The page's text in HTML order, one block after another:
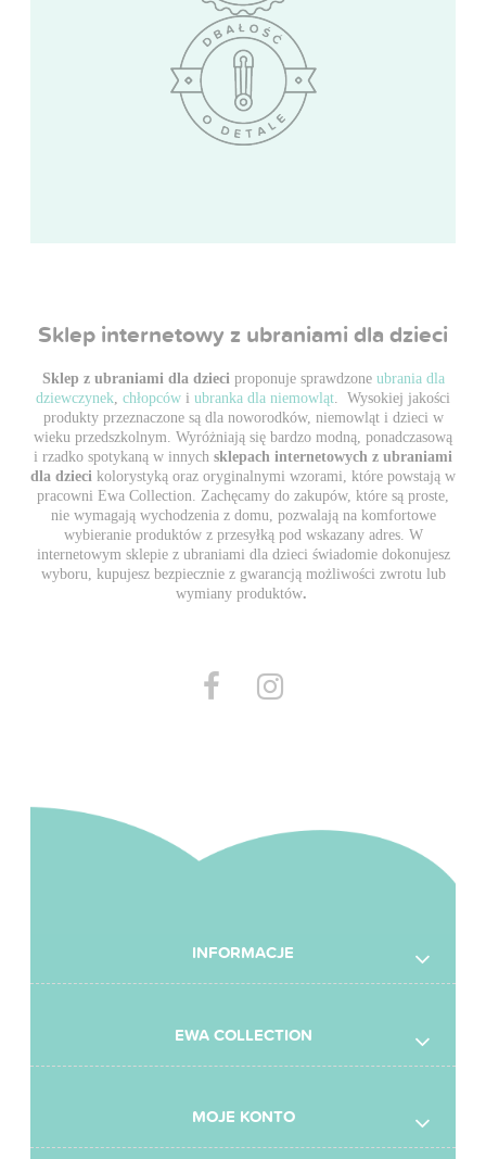
Sklep internetowy z ubraniami dla dzieci
Sklep z ubraniami dla dzieciproponuje sprawdzone ubrania dla
dziewczynek, chłopców i ubranka dla niemowląt. Wysokiej jakości
produkty przeznaczone są dla noworodków, niemowląt i dzieci w
wieku przedszkolnym. Wyróżniają się bardzo modną, ponadczasową
i rzadko spotykaną w innych sklepach internetowych z ubraniami
dla dzieci kolorystyką oraz oryginalnymi wzorami, które powstają w
pracowni Ewa Collection. Zachęcamy do zakupów, które są proste,
nie wymagają wychodzenia z domu, pozwalają na komfortowe
wybieranie produktów z przesyłką pod wskazany adres. W
internetowym sklepie z ubraniami dla dzieci świadomie dokonujesz
wyboru, kupujesz bezpiecznie z gwarancją możliwości zwrotu lub
wymiany produktów.
INFORMACJE
EWA COLLECTION
MOJE KONTO